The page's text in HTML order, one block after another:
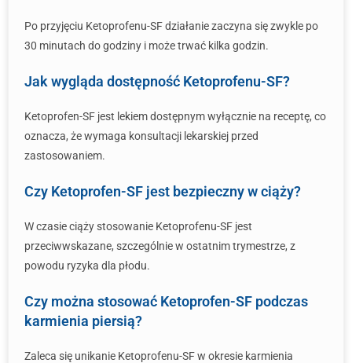
Po przyjęciu Ketoprofenu-SF działanie zaczyna się zwykle po
30 minutach do godziny i może trwać kilka godzin.
Jak wygląda dostępność Ketoprofenu-SF?
Ketoprofen-SF jest lekiem dostępnym wyłącznie na receptę, co
oznacza, że wymaga konsultacji lekarskiej przed
zastosowaniem.
Czy Ketoprofen-SF jest bezpieczny w ciąży?
W czasie ciąży stosowanie Ketoprofenu-SF jest
przeciwwskazane, szczególnie w ostatnim trymestrze, z
powodu ryzyka dla płodu.
Czy można stosować Ketoprofen-SF podczas
karmienia piersią?
Zaleca się unikanie Ketoprofenu-SF w okresie karmienia